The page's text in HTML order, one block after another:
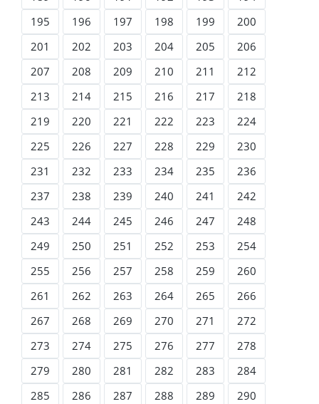
195
196 197 198 199
200
201
202 203 204 205
206
207
208 209 210 211
212
213
214 215 216 217
218
219
220 221 222 223
224
225
226 227 228 229
230
231
232 233 234 235
236
237
238 239 240 241
242
243
244 245 246 247
248
249
250 251 252 253
254
255
256 257 258 259
260
261
262 263 264 265
266
267
268 269 270 271
272
273
274 275 276 277
278
279
280 281 282 283
284
285
286 287 288 289
290